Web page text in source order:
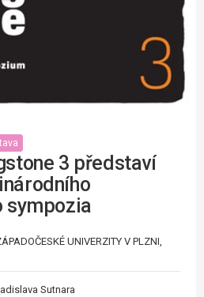
3 představí
sympozia
UNIVERZITY V PLZNI,
Sutnara